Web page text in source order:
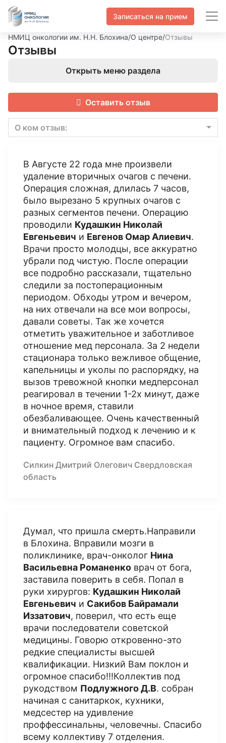
Записаться на прием
НМИЦ онкологии им. Н.Н. Блохина/О центре/Отзывы
Отзывы
Открыть меню раздела
Оставить отзыв
О ком отзыв:
В Августе 22 года мне произвели
удаление вторичных очагов с печени.
Операция сложная, длилась 7 часов,
было вырезано 5 крупных очагов с
разных сегментов печени. Операцию
проводили Кудашкин Николай
Евгеньевич и Евгенов Омар Алиевич.
Врачи просто молодцы, все аккуратно
убрали под чистую. После операции
все подробно рассказали, тщательно
следили за постоперационным
периодом. Обходы утром и вечером,
на них отвечали на все мои вопросы,
давали советы. Так же хочется
отметить уважительное и заботливое
отношение мед персонала. За 2 недели
стационара только вежливое общение,
капельницы и уколы по распорядку, на
вызов тревожной кнопки медперсонал
реагировал в течении 1-2х минут, даже
в ночное время, ставили
обезбаливающее. Очень качественный
и внимательный подход к лечению и к
пациенту. Огромное вам спасибо.
Силкин Дмитрий Олегович Свердловская
область
Думал, что пришла смерть.Направили
в Блохина. Вправили мозги в
поликлинике, врач-онколог Нина
Васильевна Романенко врач от бога,
заставила поверить в себя. Попал в
руки хирургов: Кудашкин Николай
Евгеньевич и Сакибов Байрамали
Иззатович, поверил, что есть еще
врачи последователи советской
медицины. Говорю откровенно-это
редкие специалисты высшей
квалификации. Низкий Вам поклон и
огромное спасибо!!!Коллектив под
рукодством Подлужного Д.В. собран
начиная с санитаркок, кухники,
медсестер на удивление
проффессинальны, человечны. Спасибо
всему коллективу 7 отделения.